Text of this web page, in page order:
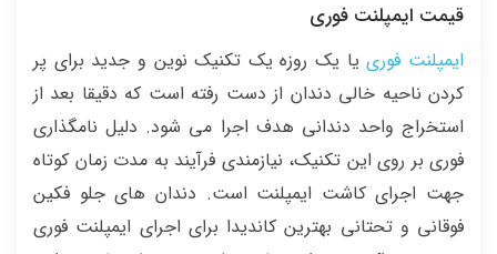
قیمت ایمپلنت فوری
ایمپلنت فورییا یک روزه یک تکنیک نوین و جدید برای پر
کردن ناحیه خالی دندان از دست رفته است که دقیقا بعد از
استخراج واحد دندانی هدف اجرا می شود. دلیل نامگذاری
فوری بر روی این تکنیک، نیازمندی فرآیند به مدت زمان کوتاه
جهت اجرای کاشت ایمپلنت است. دندان های جلو فکین
فوقانی و تحتانی بهترین کاندیدا برای اجرای ایمپلنت فوری